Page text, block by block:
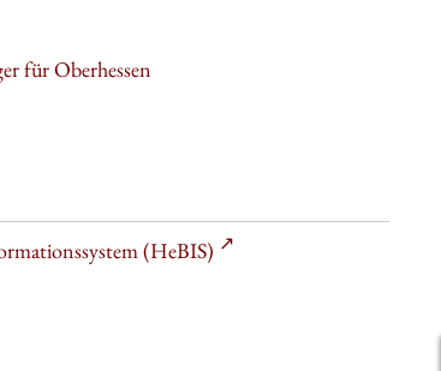
für Oberhessen
(HeBIS)